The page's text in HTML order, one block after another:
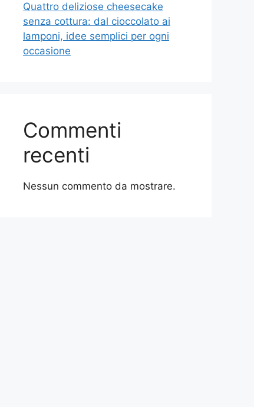
Quattro deliziose cheesecake
senza cottura: dal cioccolato ai
lamponi, idee semplici per ogni
occasione
Commenti
recenti
Nessun commento da mostrare.